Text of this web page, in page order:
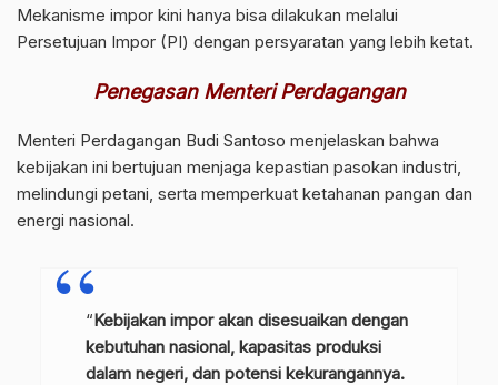
Mekanisme impor kini hanya bisa dilakukan melalui
Persetujuan Impor (PI) dengan persyaratan yang lebih ketat.
Penegasan Menteri Perdagangan
Menteri Perdagangan Budi Santoso menjelaskan bahwa
kebijakan ini bertujuan menjaga kepastian pasokan industri,
melindungi petani, serta memperkuat ketahanan pangan dan
energi nasional.
“Kebijakan impor akan disesuaikan dengan
kebutuhan nasional, kapasitas produksi
dalam negeri, dan potensi kekurangannya.